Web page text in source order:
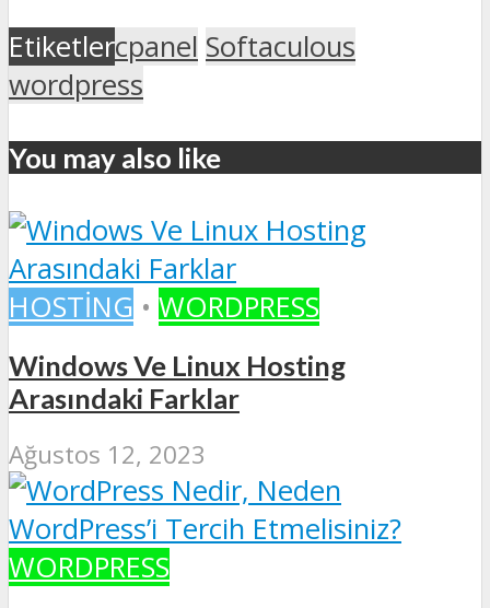
Etiketlercpanel Softaculous
wordpress
You may also like
HOSTING • WORDPRESS
Windows Ve Linux Hosting
Arasındaki Farklar
Ağustos 12, 2023
WORDPRESS